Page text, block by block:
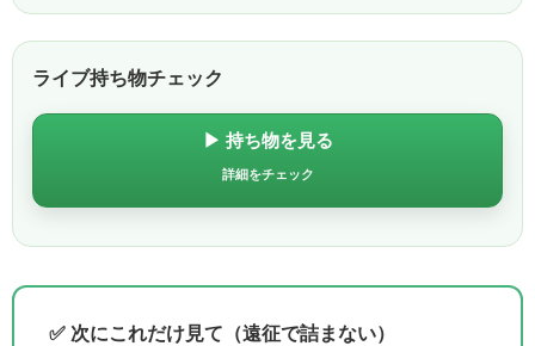
ライブ持ち物チェック
▶ 持ち物を見る
詳細をチェック
✅ 次にこれだけ見て（遠征で詰まない）